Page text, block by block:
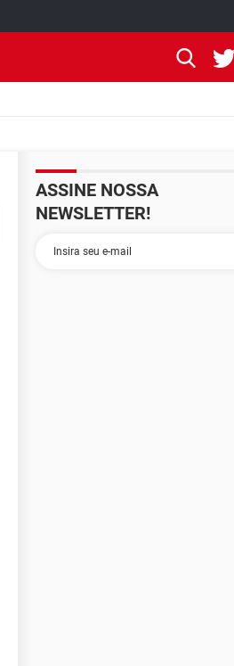
ASSINE NOSSA
NEWSLETTER!